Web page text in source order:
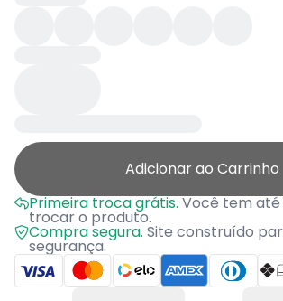
Adicionar ao Carrinho
Primeira troca grátis.Você tem até
trocar o produto.
Compra segura. Site construído
segurança.